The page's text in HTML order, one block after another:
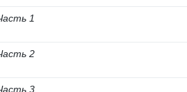
1
2
3